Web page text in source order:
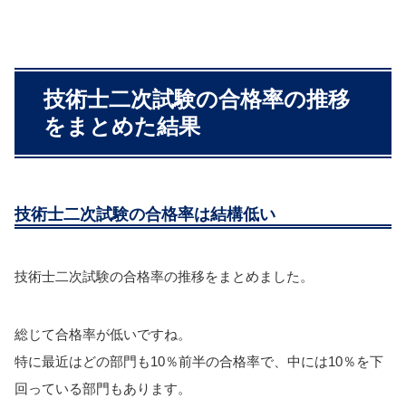
技術士二次試験の合格率の推移
をまとめた結果
技術士二次試験の合格率は結構低い
技術士二次試験の合格率の推移をまとめました。
総じて合格率が低いですね。
特に最近はどの部門も10％前半の合格率で、中には10％を下
回っている部門もあります。